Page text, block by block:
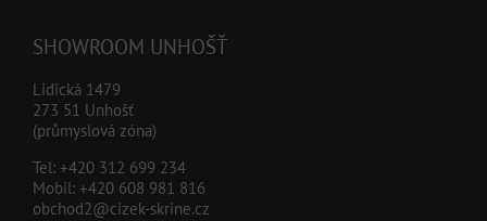
SHOWROOM UNHOŠŤ
Lidická 1479
273 51 Unhošť
(průmyslová zóna)
Tel: +420 312 699 234
Mobil: +420 608 981 816
obchod2@cizek-skrine.cz